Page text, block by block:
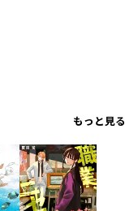
もっと見る